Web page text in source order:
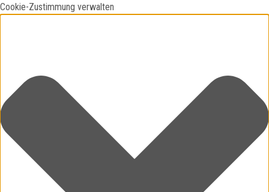
Cookie-Zustimmung verwalten